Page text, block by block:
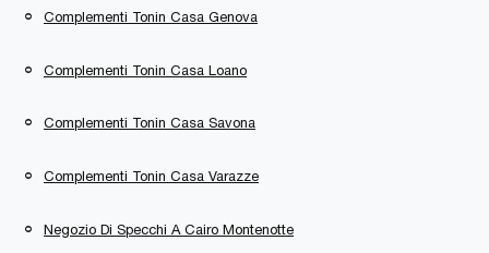
Complementi Tonin Casa Genova
Complementi Tonin Casa Loano
Complementi Tonin Casa Savona
Complementi Tonin Casa Varazze
Negozio Di Specchi A Cairo Montenotte